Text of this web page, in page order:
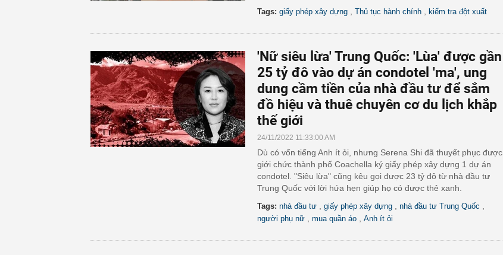
Tags: giấy phép xây dựng Thủ tục hành chính kiểm tra đột xuất
'Nữ siêu lừa' Trung Quốc: 'Lùa' được gần
25 tỷ đô vào dự án condotel 'ma', ung
dung cầm tiền của nhà đầu tư để sắm
đồ hiệu và thuê chuyên cơ du lịch khắp
thế giới
24/11/2022 11:33:00 AM
Dù có vốn tiếng Anh ít ỏi, nhưng Serena Shi đã thuyết phục được
giới chức thành phố Coachella ký giấy phép xây dựng 1 dự án
condotel. "Siêu lừa" cũng kêu gọi được 23 tỷ đô từ nhà đầu tư
Trung Quốc với lời hứa hẹn giúp họ có được thẻ xanh.
Tags: nhà đầu tư giấy phép xây dựng nhà đầu tư Trung Quốc
người phụ nữ mua quần áo Anh ít ỏi